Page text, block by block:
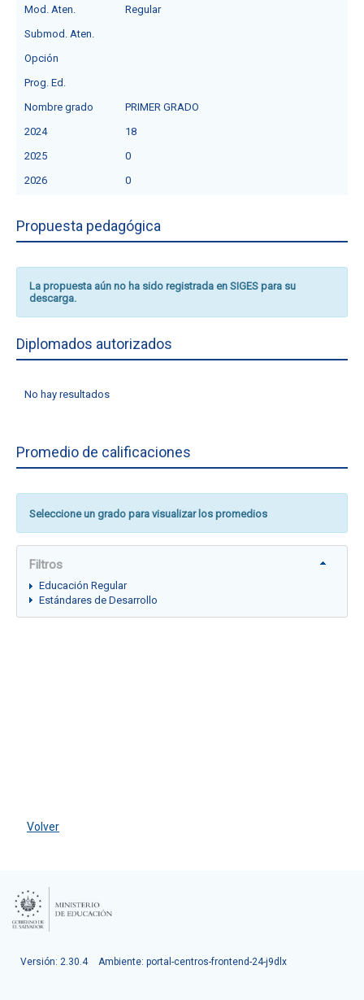
Mod. Aten.
Regular
Submod. Aten.
Opción
Prog. Ed.
Nombre grado
PRIMER GRADO
2024
18
2025
0
2026
0
Propuesta pedagógica
La propuesta aún no ha sido registrada en SIGES para su
descarga.
Diplomados autorizados
No hay resultados
Promedio de calificaciones
Seleccione un grado para visualizar los promedios
Filtros
Educación Regular
Estándares de Desarrollo
Volver
Versión: 2.30.4 Ambiente: portal-centros-frontend-24-j9dlx